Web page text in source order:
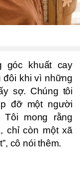
góc khuất cay
đôi khi vì những
sợ. Chúng tôi
đỡ một người
mong rằng
chỉ còn một xã
cô nói thêm.